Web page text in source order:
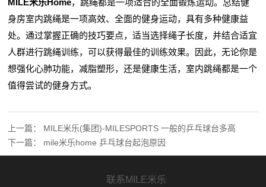
MILE米乐Home，跳绳都是一项适合的全面锻炼运动。总结健
身房室内跳绳是一项高效、全面的健身运动，具有多种健康益
处。通过掌握正确的技巧要点，适当选择绳子长度，并结合适宜
人群进行跳绳训练，可以获得最佳的训练效果。因此，无论你是
想强化心肺功能，减脂塑形，还是健康生活，室内跳绳都是一个
值得尝试的健身方式。
上一篇： MILE米乐(集团)-MILESPORTS 一般的乒乓球台多高
下一篇： mile米乐home 乒乓球台起泡原因
联系MILE米乐